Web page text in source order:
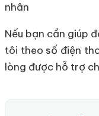
nhân
Nếu bạn cần giúp
tôi theo số điện
lòng được hỗ trợ